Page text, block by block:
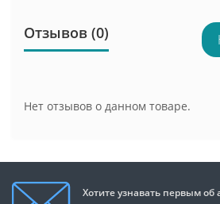
Отзывов (0)
Нет отзывов о данном товаре.
Хотите узнавать первым об